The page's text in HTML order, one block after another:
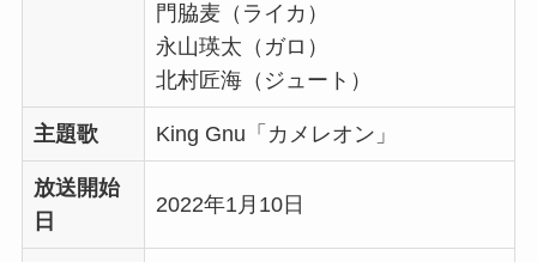
門脇麦（ライカ）
永山瑛太（ガロ）
北村匠海（ジュート）
主題歌 King Gnu「カメレオン」
放送開始
日
2022年1月10日